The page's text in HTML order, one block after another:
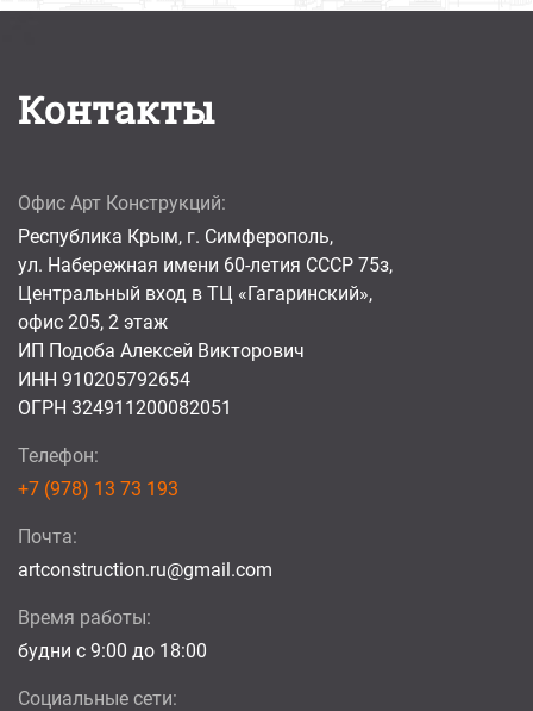
Контакты
Офис Арт Конструкций:
Республика Крым, г. Симферополь,
ул. Набережная имени 60-летия СССР 75з,
Центральный вход в ТЦ «Гагаринский»,
офис 205, 2 этаж
ИП Подоба Алексей Викторович
ИНН 910205792654
ОГРН 324911200082051
Телефон:
+7 (978) 13 73 193
Почта:
artconstruction.ru@gmail.com
Время работы:
будни с 9:00 до 18:00
Социальные сети: